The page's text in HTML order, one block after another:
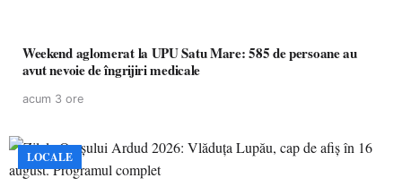
Weekend aglomerat la UPU Satu Mare: 585 de persoane au
avut nevoie de îngrijiri medicale
acum 3 ore
LOCALE